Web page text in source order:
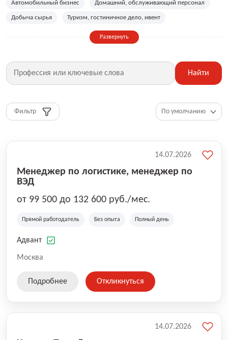
Автомобильный бизнес Домашний, обслуживающий персонал
Добыча сырья Туризм, гостиничное дело, ивент
Дизайн, искусство, ивент
Фитнес, красота, спорт Страхование
Медицина, фармацевтика Маркетинг, PR, реклама
HR, управление персоналом
Топ менеджмент, руководители
Развернуть
Найти
Фильтр
Менеджер по логистике, менеджер по
ВЭД
от 99 500 до 132 600 руб./мес.
Прямой работодатель Без опыта Полный день
Адвант
Москва
14.07.2026
Подробнее Откликнуться
14.07.2026